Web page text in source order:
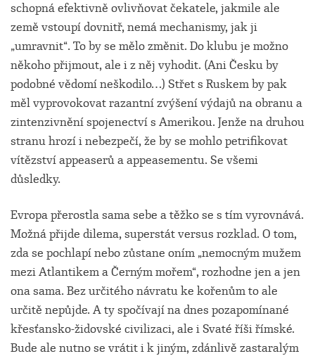
schopná efektivně ovlivňovat čekatele, jakmile ale
země vstoupí dovnitř, nemá mechanismy, jak ji
„umravnit“. To by se mělo změnit. Do klubu je možno
někoho přijmout, ale i z něj vyhodit. (Ani Česku by
podobné vědomí neškodilo…) Střet s Ruskem by pak
měl vyprovokovat razantní zvýšení výdajů na obranu a
zintenzivnění spojenectví s Amerikou. Jenže na druhou
stranu hrozí i nebezpečí, že by se mohlo petrifikovat
vítězství appeaserů a appeasementu. Se všemi
důsledky.
Evropa přerostla sama sebe a těžko se s tím vyrovnává.
Možná přijde dilema, superstát versus rozklad. O tom,
zda se pochlapí nebo zůstane oním „nemocným mužem
mezi Atlantikem a Černým mořem“, rozhodne jen a jen
ona sama. Bez určitého návratu ke kořenům to ale
určitě nepůjde. A ty spočívají na dnes pozapomínané
křesťansko-židovské civilizaci, ale i Svaté říši římské.
Bude ale nutno se vrátit i k jiným, zdánlivě zastaralým